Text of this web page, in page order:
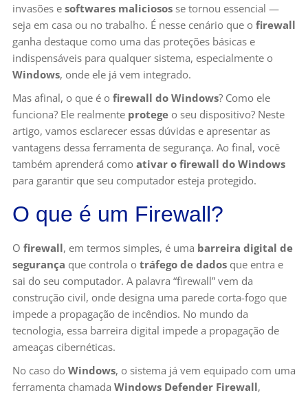
invasões e softwares maliciososse tornou essencial —
seja em casa ou no trabalho. É nesse cenário que o firewall
ganha destaque como uma das proteções básicas e
indispensáveis para qualquer sistema, especialmente o
Windows, onde ele já vem integrado.
Mas afinal, o que é o firewall do Windows? Como ele
funciona? Ele realmente protegeo seu dispositivo? Neste
artigo, vamos esclarecer essas dúvidas e apresentar as
vantagens dessa ferramenta de segurança. Ao final, você
também aprenderá como ativar o firewall do Windows
para garantir que seu computador esteja protegido.
O que é um Firewall?
O firewall, em termos simples, é uma barreira digital de
segurança que controla o tráfego de dadosque entra e
sai do seu computador. A palavra “firewall” vem da
construção civil, onde designa uma parede corta-fogo que
impede a propagação de incêndios. No mundo da
tecnologia, essa barreira digital impede a propagação de
ameaças cibernéticas.
No caso do Windows, o sistema já vem equipado com uma
ferramenta chamada Windows Defender Firewall,